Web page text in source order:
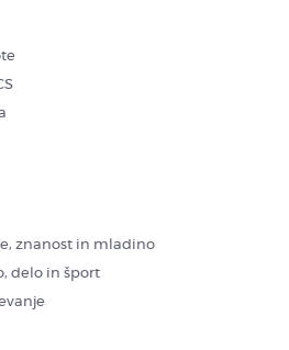
znanost in mladino
delo in šport